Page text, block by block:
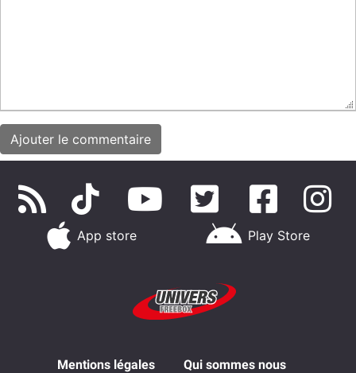
App store Play Store
Mentions légales Qui sommes nous